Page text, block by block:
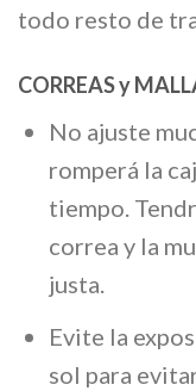
todo resto de
CORREAS y
No ajuste
romperá la
tiempo.
correa y la
justa.
Evite la
sol para